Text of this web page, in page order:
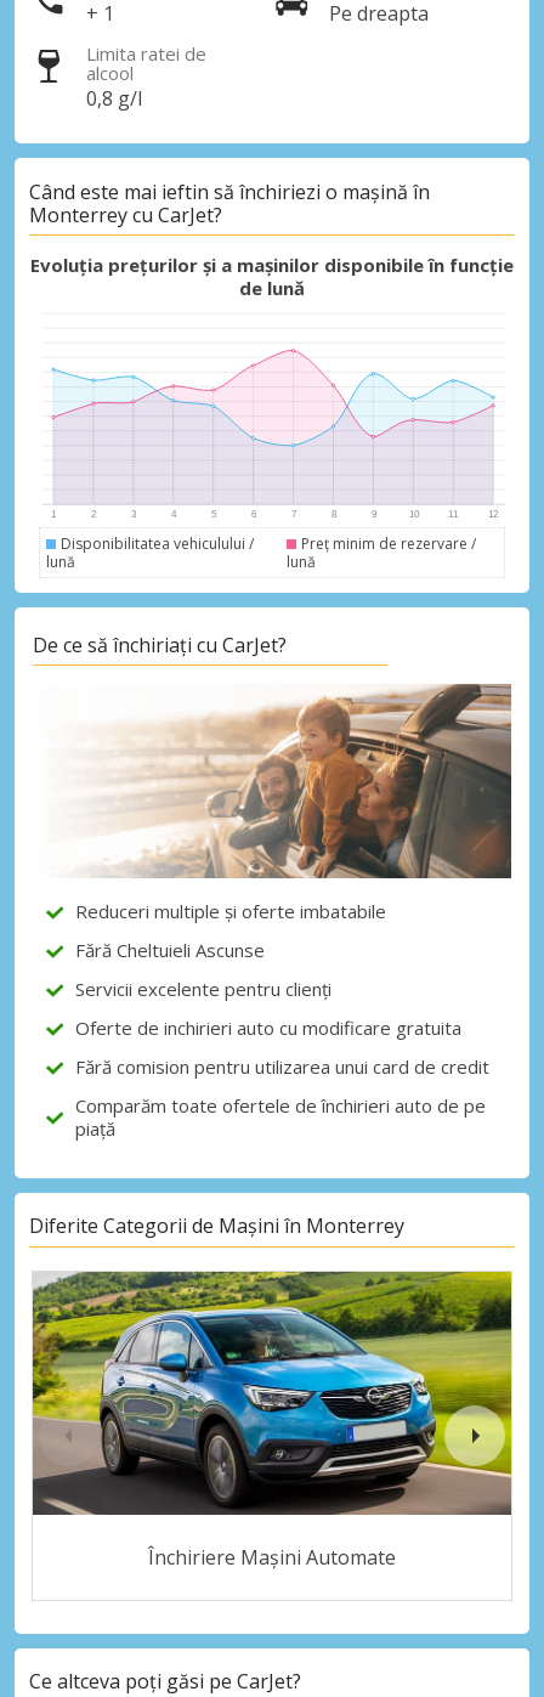
Economii de top
Accesați ofertele exclusive ale
furnizorilor noștri
Autentificare cu eLink
+ 1 Pe dreapta
Limita ratei de
alcool
0,8 g/l
Când este mai ieftin să închiriezi o mașină în
Monterrey cu CarJet?
Evoluția prețurilor și a mașinilor disponibile în funcție
de lună
Disponibilitatea vehiculului /
lună
Preț minim de rezervare /
lună
De ce să închiriați cu CarJet?
Reduceri multiple și oferte imbatabile
Fără Cheltuieli Ascunse
Servicii excelente pentru clienți
Oferte de inchirieri auto cu modificare gratuita
Fără comision pentru utilizarea unui card de credit
Comparăm toate ofertele de închirieri auto de pe
piață
Diferite Categorii de Mașini în Monterrey
Închiriere Mașini Automate
Ce altceva poți găsi pe CarJet?